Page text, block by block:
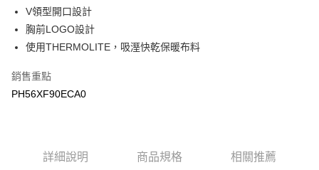
Google Pay
運送方式
宅配
每筆NT$90，滿NT$899(含以上)免運費
V領型開口設計
胸前LOGO設計
使用THERMOLITE，吸溼快乾保暖布料
銷售重點
PH56XF90ECA0
詳細說明 商品規格 相關推薦